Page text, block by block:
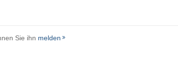
Sie ihn melden